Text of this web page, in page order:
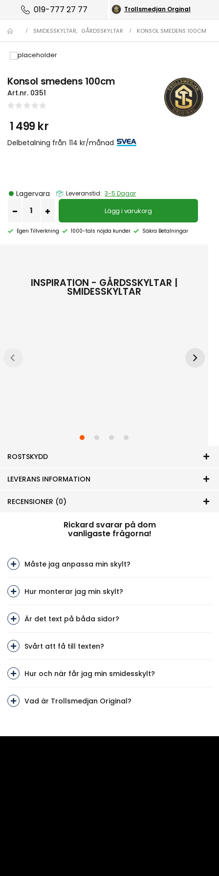
019-777 27 77 Trollsmedjan Orginal
SMIDESSKYLTAR, GÅRDSSKYLTAR KONSOL SMEDENS 100CM
Konsol smedens 100cm
Art.nr. 0351
1 499kr
Delbetalning från 114 kr/månad
Lagervara Leveranstid: 3-5 Dagar
Lägg i varukorg
Egen Tillverkning 1000-tals nöjda kunder Säkra Betalningar
INSPIRATION - GÅRDSSKYLTAR |
SMIDESSKYLTAR
ROSTSKYDD
LEVERANS INFORMATION
RECENSIONER (0)
Rickard svarar på dom
vanligaste frågorna!
Måste jag anpassa min skylt?
Hur monterar jag min skylt?
Är det text på båda sidor?
Svårt att få till texten?
Hur och när får jag min smidesskylt?
Vad är Trollsmedjan Original?